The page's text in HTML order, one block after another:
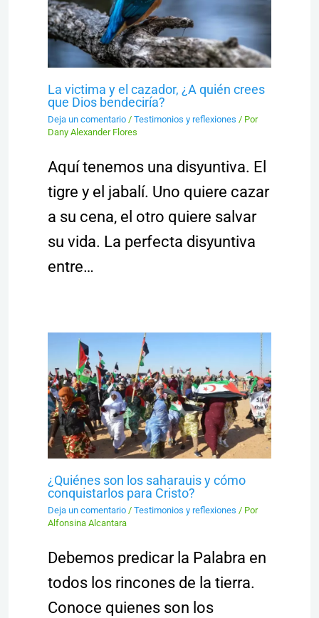
La victima y el cazador, ¿A quién crees
que Dios bendeciría?
Deja un comentario / Testimonios y reflexiones / Por
Dany Alexander Flores
Aquí tenemos una disyuntiva. El
tigre y el jabalí. Uno quiere cazar
a su cena, el otro quiere salvar
su vida. La perfecta disyuntiva
entre…
¿Quiénes son los saharauis y cómo
conquistarlos para Cristo?
Deja un comentario / Testimonios y reflexiones / Por
Alfonsina Alcantara
Debemos predicar la Palabra en
todos los rincones de la tierra.
Conoce quienes son los